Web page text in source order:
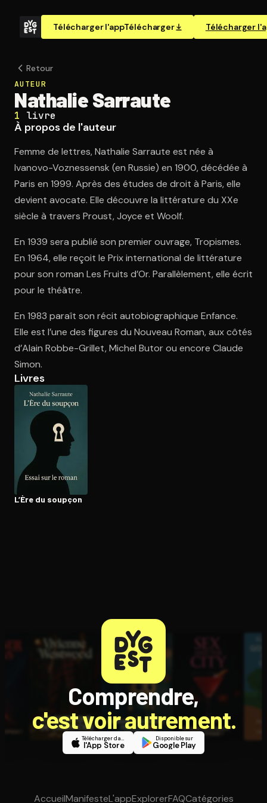
Télécharger l'appTélécharger Télécharger
Retour
AUTEUR
Nathalie Sarraute
1 livre
À propos de l'auteur
Femme de lettres, Nathalie Sarraute est née à
Ivanovo-Voznessensk (en Russie) en 1900, décédée à
Paris en 1999. Après des études de droit à Paris, elle
devient avocate. Elle découvre la littérature du XXe
siècle à travers Proust, Joyce et Woolf.
En 1939 sera publié son premier ouvrage, Tropismes.
En 1964, elle reçoit le Prix international de littérature
pour son roman Les Fruits d’Or. Parallèlement, elle écrit
pour le théâtre.
En 1983 paraît son récit autobiographique Enfance.
Elle est l’une des figures du Nouveau Roman, aux côtés
d’Alain Robbe-Grillet, Michel Butor ou encore Claude
Simon.
Livres
L’Ère du soupçon
Comprendre,
c'est voir autrement.
Télécharger dans
l'App Store
Disponible sur
Google Play
AccueilManifesteL'appExplorerFAQCatégories